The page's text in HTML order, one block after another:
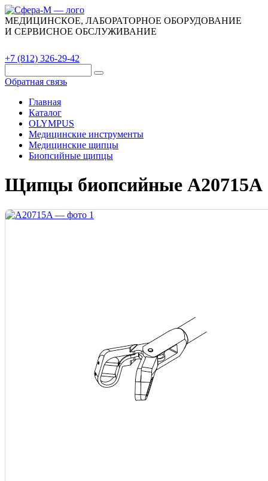
МЕДИЦИНСКОЕ, ЛАБОРАТОРНОЕ ОБОРУДОВАНИЕ
И СЕРВИСНОЕ ОБСЛУЖИВАНИЕ
+7 (812) 326-29-42
Обратная связь
Главная
Каталог
OLYMPUS
Медицинские инструменты
Медицинские щипцы
Биопсийные щипцы
Щипцы биопсийные A20715A